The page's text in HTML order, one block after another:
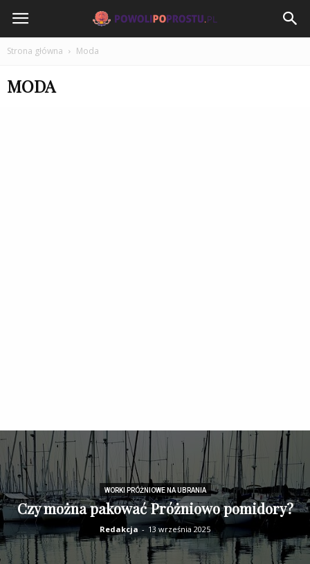
PowoliPoProstu.pl
Strona główna Moda
MODA
WORKI PRÓŻNIOWE NA UBRANIA
Czy można pakować Próżniowo pomidory?
Redakcja - 13 września 2025